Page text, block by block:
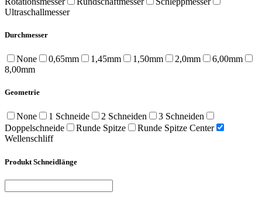
Ultraschallmesser
Durchmesser
None 0,65mm 1,45mm 1,50mm 2,0mm
6,00mm
8,00mm
Geometrie
None 1 Schneide 2 Schneiden
3 Schneiden
Doppelschneide
Runde Spitze
Runde Spitze Center
Wellenschliff
Produkt Schneidlänge